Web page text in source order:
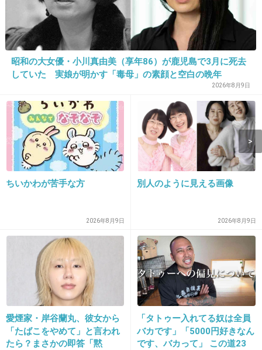
girlschannel.net
中島知子主演『ハダカの美奈子』のビジュアル初公開…キャストも発表 中
島知子主演『ハダカの美奈子』のビジュアル初公開 キャストも発表 ニュ
ース-ORICON STYLE-元オセロの中島知子（41）が主演を務める、ビッグマ
ミィことタレント・美奈子（30）の自叙伝を映画...
+149 -4
12. 匿名2013/09/16(月) 13:44:25
＞テレビ朝日系「痛快！ビッグダディ」シリー
+260
2013/09/16(月) 13:44:27
膝下短くてびっくり。
もろ日本人。
昭和の大女優・小川真由美（享年86）が鹿児島で3月に死去
していた 実娘が明かす「毒母」の素顔と空白の晩年
2026年8月9日
ちいかわが苦手な方
2026年8月9日
別人のように見える画像
2026年8月9日
愛煙家・岸谷蘭丸、彼女から
「たばこをやめて」と言われ
たら？まさかの即答「黙
「タトゥー入れてる奴は全員
バカです」「5000円好きなん
です、バカって」 この道23